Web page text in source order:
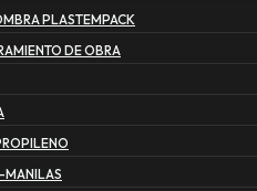
PLASTEMPACK
DE OBRA
MANILAS